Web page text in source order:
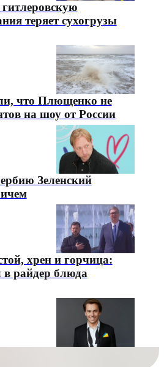
теряет сухогрузы
что Плющенко не
на шоу от России
Зеленский
хрен и горчица:
райдер блюда